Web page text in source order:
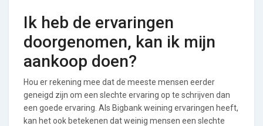
Ik heb de ervaringen
doorgenomen, kan ik mijn
aankoop doen?
Hou er rekening mee dat de meeste mensen eerder
geneigd zijn om een slechte ervaring op te schrijven dan
een goede ervaring. Als Bigbank weining ervaringen heeft,
kan het ook betekenen dat weinig mensen een slechte